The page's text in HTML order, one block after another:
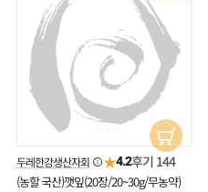
두레한강생산자회 ★4.2후기 144
(농할 국산)깻잎(20장/20~30g/무농약)